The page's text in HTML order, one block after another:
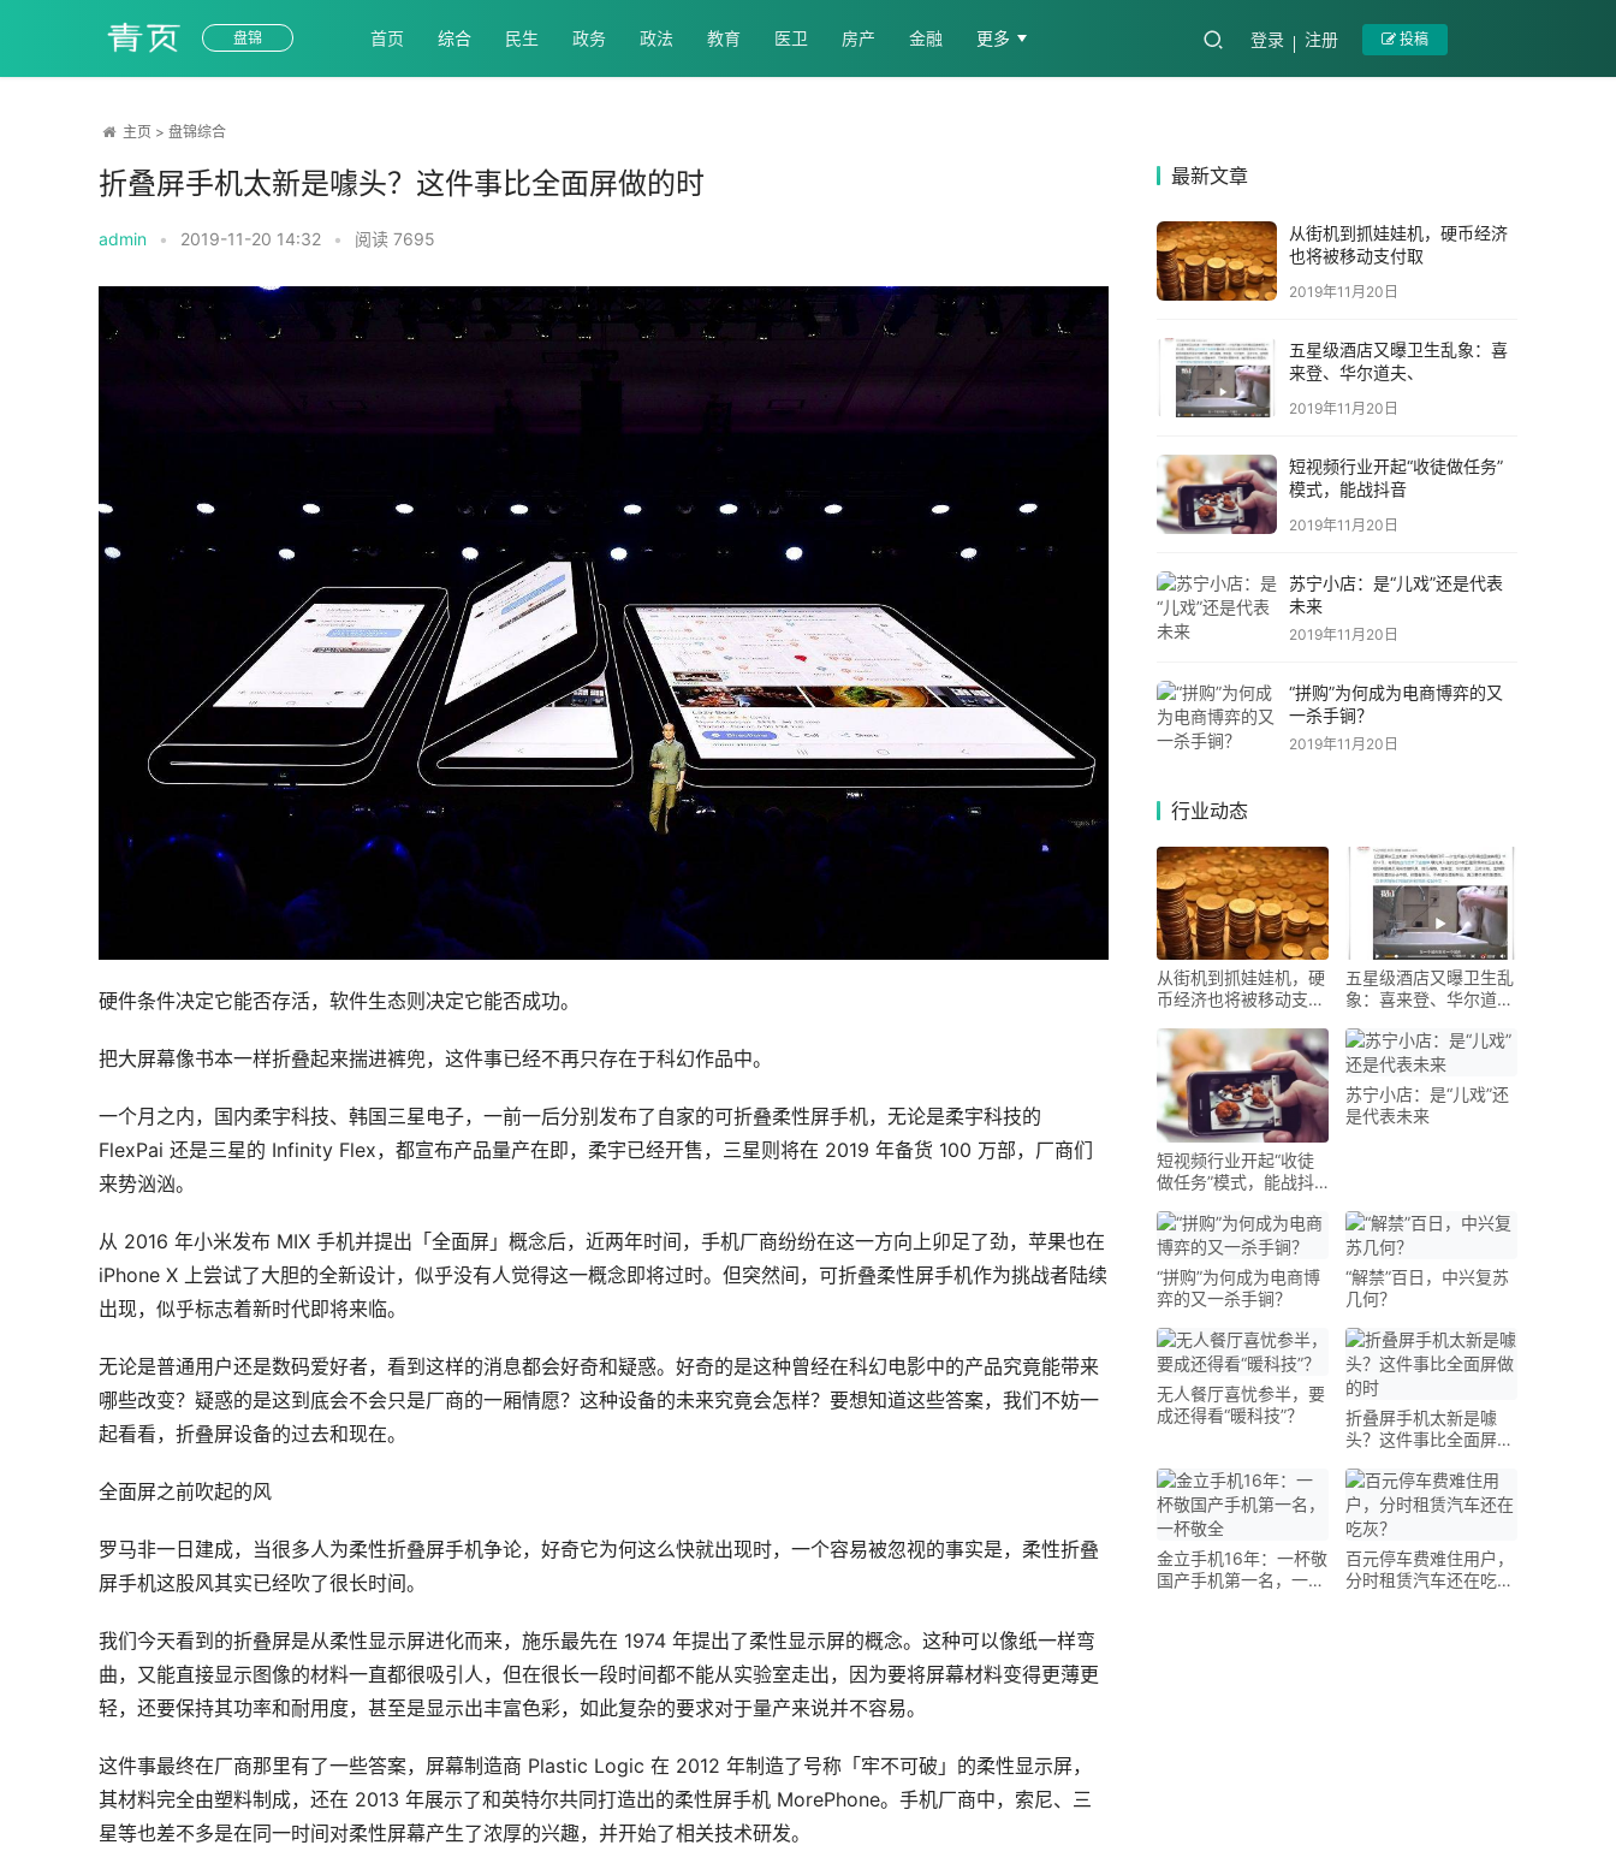
盘锦 首页 综合 民生 政务 政法 教育 医卫 房产 金融 更多 登录 注册 投稿
主页 > 盘锦综合
折叠屏手机太新是噱头？这件事比全面屏做的时
admin • 2019-11-20 14:32 • 阅读 7695
硬件条件决定它能否存活，软件生态则决定它能否成功。
把大屏幕像书本一样折叠起来揣进裤兜，这件事已经不再只存在于科幻作品中。
一个月之内，国内柔宇科技、韩国三星电子，一前一后分别发布了自家的可折叠柔性屏手机，无论是柔宇科技的
FlexPai 还是三星的 Infinity Flex，都宣布产品量产在即，柔宇已经开售，三星则将在 2019 年备货 100 万部，厂商们
来势汹汹。
从 2016 年小米发布 MIX 手机并提出「全面屏」概念后，近两年时间，手机厂商纷纷在这一方向上卯足了劲，苹果也在
iPhone X 上尝试了大胆的全新设计，似乎没有人觉得这一概念即将过时。但突然间，可折叠柔性屏手机作为挑战者陆续
出现，似乎标志着新时代即将来临。
无论是普通用户还是数码爱好者，看到这样的消息都会好奇和疑惑。好奇的是这种曾经在科幻电影中的产品究竟能带来
哪些改变？疑惑的是这到底会不会只是厂商的一厢情愿？这种设备的未来究竟会怎样？要想知道这些答案，我们不妨一
起看看，折叠屏设备的过去和现在。
全面屏之前吹起的风
罗马非一日建成，当很多人为柔性折叠屏手机争论，好奇它为何这么快就出现时，一个容易被忽视的事实是，柔性折叠
屏手机这股风其实已经吹了很长时间。
我们今天看到的折叠屏是从柔性显示屏进化而来，施乐最先在 1974 年提出了柔性显示屏的概念。这种可以像纸一样弯
曲，又能直接显示图像的材料一直都很吸引人，但在很长一段时间都不能从实验室走出，因为要将屏幕材料变得更薄更
轻，还要保持其功率和耐用度，甚至是显示出丰富色彩，如此复杂的要求对于量产来说并不容易。
这件事最终在厂商那里有了一些答案，屏幕制造商 Plastic Logic 在 2012 年制造了号称「牢不可破」的柔性显示屏，
其材料完全由塑料制成，还在 2013 年展示了和英特尔共同打造出的柔性屏手机 MorePhone。手机厂商中，索尼、三
星等也差不多是在同一时间对柔性屏幕产生了浓厚的兴趣，并开始了相关技术研发。
最新文章
从街机到抓娃娃机，硬币经济
也将被移动支付取
2019年11月20日
五星级酒店又曝卫生乱象：喜
来登、华尔道夫、
2019年11月20日
短视频行业开起“收徒做任务”
模式，能战抖音
2019年11月20日
苏宁小店：是“儿戏”还是代表
未来
2019年11月20日
“拼购”为何成为电商博弈的又
一杀手锏？
2019年11月20日
行业动态
从街机到抓娃娃机，硬
币经济也将被移动支付
五星级酒店又曝卫生乱
象：喜来登、华尔道
短视频行业开起“收徒
做任务”模式，能战抖
苏宁小店：是“儿戏”还
是代表未来
“拼购”为何成为电商博
弈的又一杀手锏？
“解禁”百日，中兴复苏
几何？
无人餐厅喜忧参半，要
成还得看“暖科技”？
折叠屏手机太新是噱
头？这件事比全面屏做
金立手机16年：一杯敬
国产手机第一名，一杯
百元停车费难住用户，
分时租赁汽车还在吃